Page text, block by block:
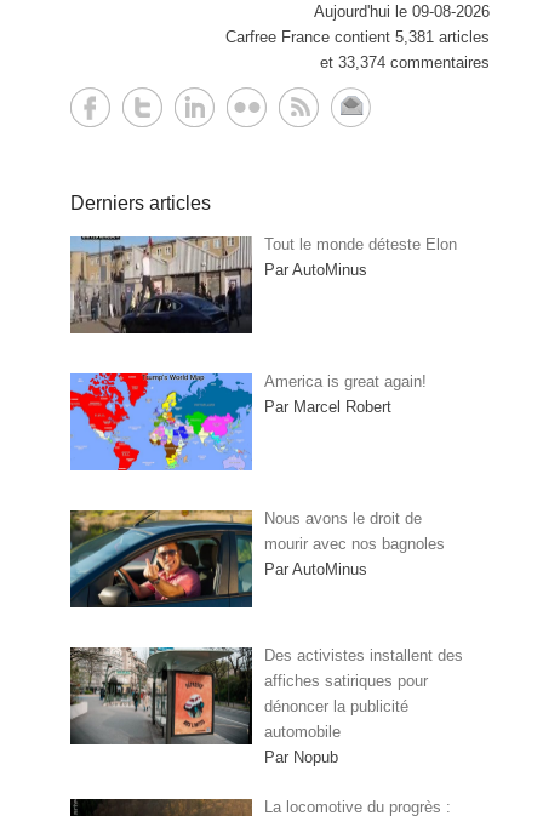
Aujourd'hui le 09-08-2026
Carfree France contient 5,381 articles
et 33,374 commentaires
Derniers articles
Tout le monde déteste Elon
Par AutoMinus
America is great again!
Par Marcel Robert
Nous avons le droit de
mourir avec nos bagnoles
Par AutoMinus
Des activistes installent des
affiches satiriques pour
dénoncer la publicité
automobile
Par Nopub
La locomotive du progrès :